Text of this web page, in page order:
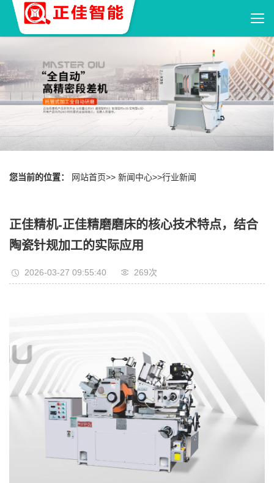
您当前的位置： 网站首页>> 新闻中心>>行业新闻
正佳精机-正佳精磨磨床的核心技术特点，结合
陶瓷针规加工的实际应用
2026-03-27 09:55:40 269次